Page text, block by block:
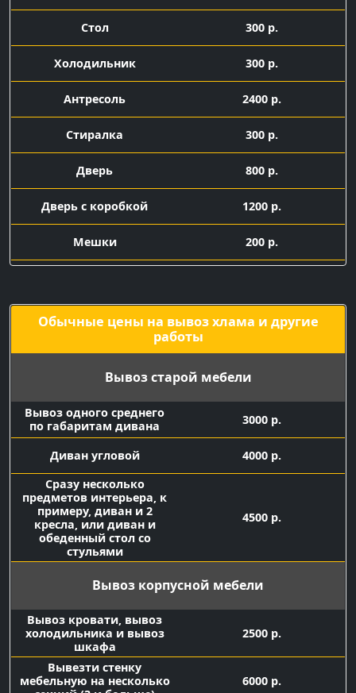
Стол 300 р.
Холодильник 300 р.
Антресоль 2400 р.
Стиралка 300 р.
Дверь 800 р.
Дверь с коробкой 1200 р.
Мешки
200 р.
Подача машины с
Обычные цены на вывоз хлама и другие
работы
Вывоз старой мебели
Вывоз одного среднего
по габаритам дивана
3000 р.
Диван угловой
4000 р.
Сразу несколько
предметов интерьера, к
примеру, диван и 2
кресла, или диван и
обеденный стол со
стульями
4500 р.
Вывоз корпусной мебели
Вывоз кровати, вывоз
холодильника и вывоз
шкафа
2500 р.
Вывезти стенку
мебельную на несколько
6000 р.